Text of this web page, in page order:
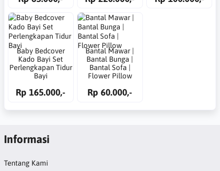
Baby Bedcover
Kado Bayi Set
Perlengkapan Tidur
Bayi
Rp 165.000,-
Bantal Mawar |
Bantal Bunga |
Bantal Sofa |
Flower Pillow
Rp 60.000,-
Informasi
Tentang Kami